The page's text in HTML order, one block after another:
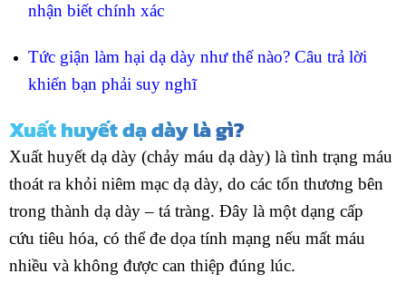
nhận biết chính xác
Tức giận làm hại dạ dày như thế nào? Câu trả lời
khiến bạn phải suy nghĩ
Xuất huyết dạ dày là gì?
Xuất huyết dạ dày (chảy máu dạ dày) là tình trạng máu
thoát ra khỏi niêm mạc dạ dày, do các tổn thương bên
trong thành dạ dày – tá tràng. Đây là một dạng cấp
cứu tiêu hóa, có thể đe dọa tính mạng nếu mất máu
nhiều và không được can thiệp đúng lúc.